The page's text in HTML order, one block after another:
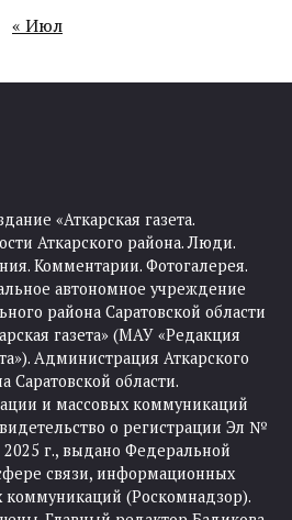
« Июл
«Аткарская газета.
Аткарского района. Люди.
Комментарии. Фотогалерея.
автономное учреждение
района Саратовской области
газета» (МАУ «Редакция
Администрация Аткарского
Саратовской области.
и массовых коммуникаций
о регистрации Эл №
г., выдано Федеральной
связи, информационных
коммуникаций (Роскомнадзор).